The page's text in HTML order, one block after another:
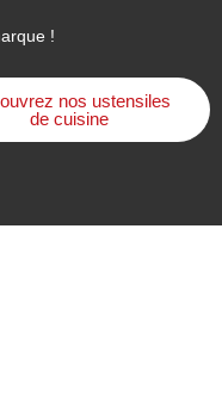
!
nos ustensiles
de cuisine